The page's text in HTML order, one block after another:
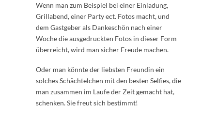
Wenn man zum Beispiel bei einer Einladung,
Grillabend, einer Party ect. Fotos macht, und
dem Gastgeber als Dankeschön nach einer
Woche die ausgedruckten Fotos in dieser Form
überreicht, wird man sicher Freude machen.
Oder man könnte der liebsten Freundin ein
solches Schächtelchen mit den besten Selfies, die
man zusammen im Laufe der Zeit gemacht hat,
schenken. Sie freut sich bestimmt!